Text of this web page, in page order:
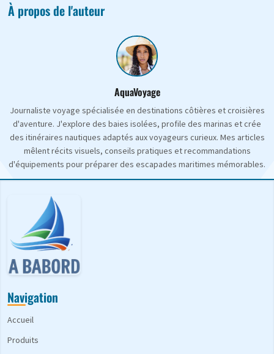
À propos de l'auteur
AquaVoyage
Journaliste voyage spécialisée en destinations côtières et croisières
d'aventure. J'explore des baies isolées, profile des marinas et crée
des itinéraires nautiques adaptés aux voyageurs curieux. Mes articles
mêlent récits visuels, conseils pratiques et recommandations
d'équipements pour préparer des escapades maritimes mémorables.
Navigation
Accueil
Produits